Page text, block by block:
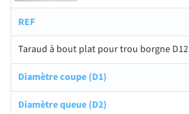
Taraud à bout plat pour trou borgne D12